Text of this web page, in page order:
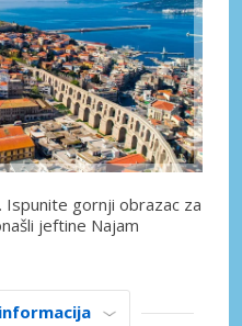
. Ispunite gornji obrazac za
jeftine Najam